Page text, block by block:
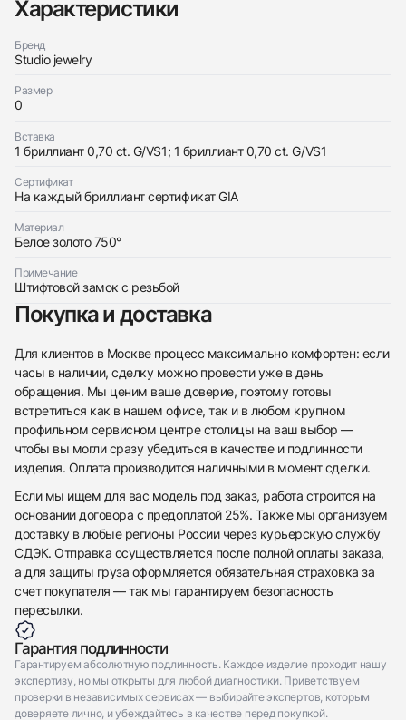
Характеристики
Бренд
Studio jewelry
Размер
0
Вставка
1 бриллиант 0,70 ct. G/VS1; 1 бриллиант 0,70 ct. G/VS1
Сертификат
На каждый бриллиант сертификат GIA
Материал
Белое золото 750°
Примечание
Штифтовой замок с резьбой
Покупка и доставка
Для клиентов в Москве процесс максимально комфортен: если
часы в наличии, сделку можно провести уже в день
обращения. Мы ценим ваше доверие, поэтому готовы
встретиться как в нашем офисе, так и в любом крупном
профильном сервисном центре столицы на ваш выбор —
чтобы вы могли сразу убедиться в качестве и подлинности
изделия. Оплата производится наличными в момент сделки.
Если мы ищем для вас модель под заказ, работа строится на
основании договора с предоплатой 25%. Также мы организуем
доставку в любые регионы России через курьерскую службу
СДЭК. Отправка осуществляется после полной оплаты заказа,
а для защиты груза оформляется обязательная страховка за
счет покупателя — так мы гарантируем безопасность
пересылки.
Гарантия подлинности
Гарантируем абсолютную подлинность. Каждое изделие проходит нашу
экспертизу, но мы открыты для любой диагностики. Приветствуем
проверки в независимых сервисах — выбирайте экспертов, которым
доверяете лично, и убеждайтесь в качестве перед покупкой.
Заказать эти часы
Оставьте ваши контактные данные и мы свяжемся
Серьги С Бриллиантами 0,70/0,70 Ct. G/Vs1
Отправить заявку
Трейд-ин часов
Оставьте ваши контактные данные и мы свяжемся
с вами
Studio jewelry
$6,500
Приложите фото ваших часов…
Отправить заявку